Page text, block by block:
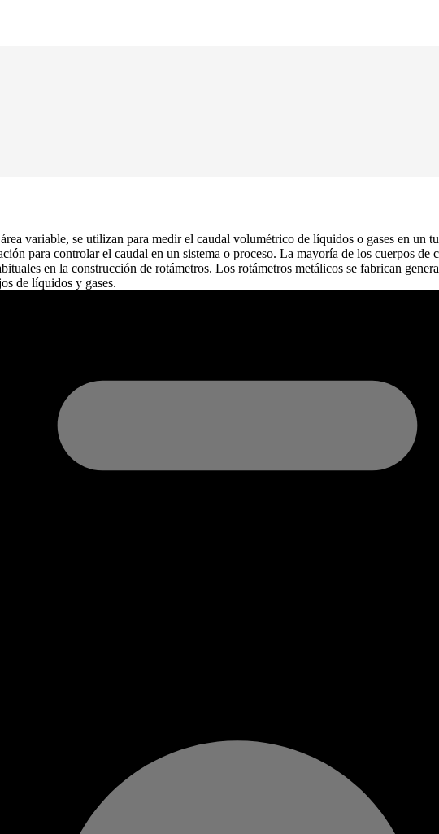
variable, se utilizan para medir el caudal volumétrico de líquidos o gases en un
para controlar el caudal en un sistema o proceso. La mayoría de los cuerpos
en la construcción de rotámetros. Los rotámetros metálicos se fabrican
de líquidos y gases.